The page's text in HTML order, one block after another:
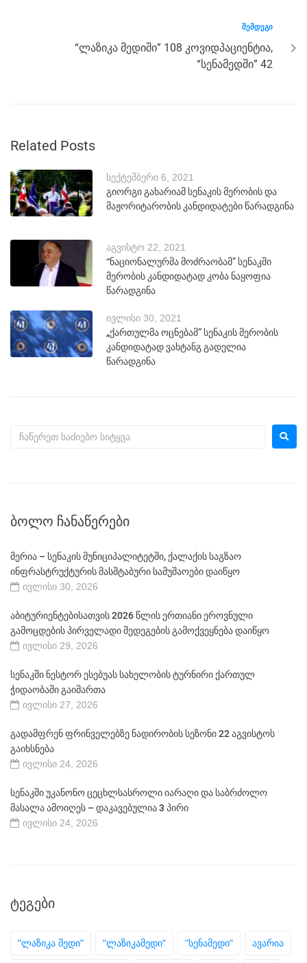
ᲨᲔᲛᲓᲔᲒᲘ
“ლაზიკა მედიში” 108 კოვიდპაციენტია,
“სენამედში” 42
Related Posts
სექტემბერი 6, 2021
გიორგი გახარიამ სენაკის მერობის და
მაჟორიტარობის კანდიდატები წარადგინა
აგვისტო 22, 2021
“ნაციონალურმა მოძრაობამ” სენაკში
მერობის კანდიდატად კობა ნაყოფია
წარადგინა
ივლისი 30, 2021
„ქართულმა ოცნებამ” სენაკის მერობის
კანდიდატად ვახტანგ გადელია
წარადგინა
ᲑᲝᲚᲝ ᲩᲐᲜᲐᲬᲔᲠᲔᲑᲘ
მერია – სენაკის მუნიციპალიტეტში, ქალაქის საგზაო
ინფრასტრუქტურის მასშტაბური სამუშაოები დაიწყო
ივლისი 30, 2026
აბიტურიენტებისათვის 2026 წლის ერთიანი ეროვნული
გამოცდების პირველადი შედეგების გამოქვეყნება დაიწყო
ივლისი 29, 2026
სენაკში ნესტორ ესებუას სახელობის ტურნირი ქართულ
ჭიდაობაში გაიმართა
ივლისი 27, 2026
გადამფრენ ფრინველებზე ნადირობის სეზონი 22 აგვისტოს
გაიხსნება
ივლისი 24, 2026
სენაკში უკანონო ცეცხლსასროლი იარაღი და საბრძოლო
მასალა ამოიღეს – დაკავებულია 3 პირი
ივლისი 24, 2026
ᲢᲔᲒᲔᲑᲘ
"ლაზიკა მედი" "ლაზიკამედი" "სენამედი" ავარია